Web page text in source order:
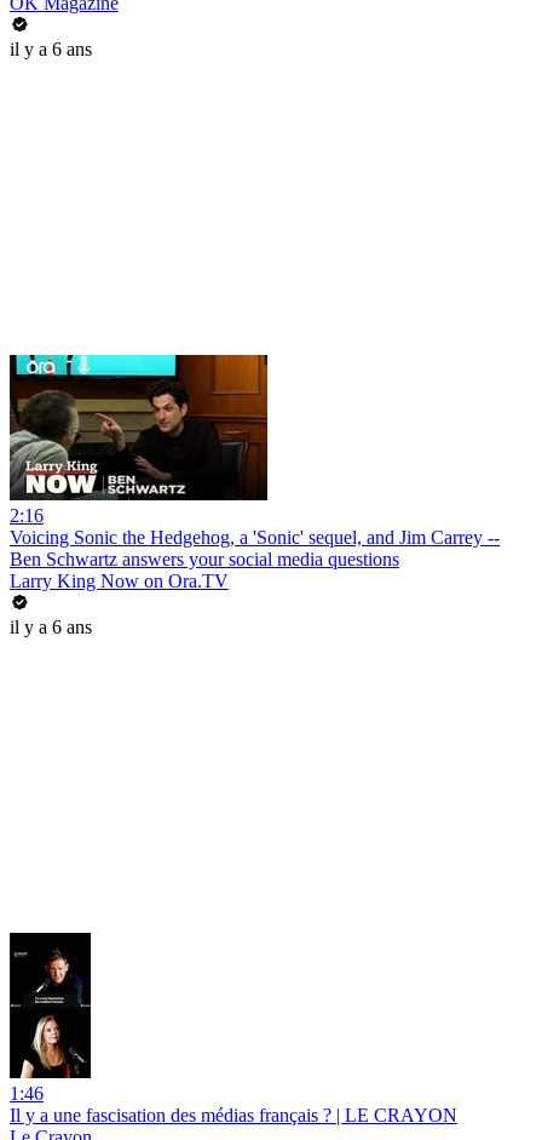
il y a 6 ans
2:16
Voicing Sonic the Hedgehog, a 'Sonic' sequel, and Jim Carrey --
Ben Schwartz answers your social media questions
Larry King Now on Ora.TV
il y a 6 ans
1:46
Il y a une fascisation des médias français ? | LE CRAYON